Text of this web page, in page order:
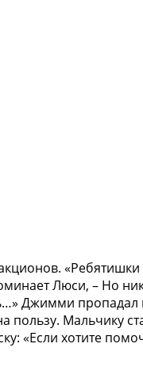
«Ребятишки
Люси, – Но
Джимми пропадал
пользу. Мальчику
«Если хотите